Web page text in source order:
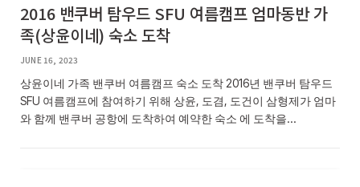
2016 밴쿠버 탐우드 SFU 여름캠프 엄마동반 가
족(상윤이네) 숙소 도착
JUNE 16, 2023
상윤이네 가족 밴쿠버 여름캠프 숙소 도착 2016년 밴쿠버 탐우드
SFU 여름캠프에 참여하기 위해 상윤, 도겸, 도건이 삼형제가 엄마
와 함께 밴쿠버 공항에 도착하여 예약한 숙소 에 도착을…